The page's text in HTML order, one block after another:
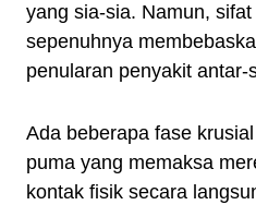
yang sia-sia. Namun,
sepenuhnya
penularan penyakit antar-
Ada beberapa fase
puma yang memaksa
kontak fisik secara